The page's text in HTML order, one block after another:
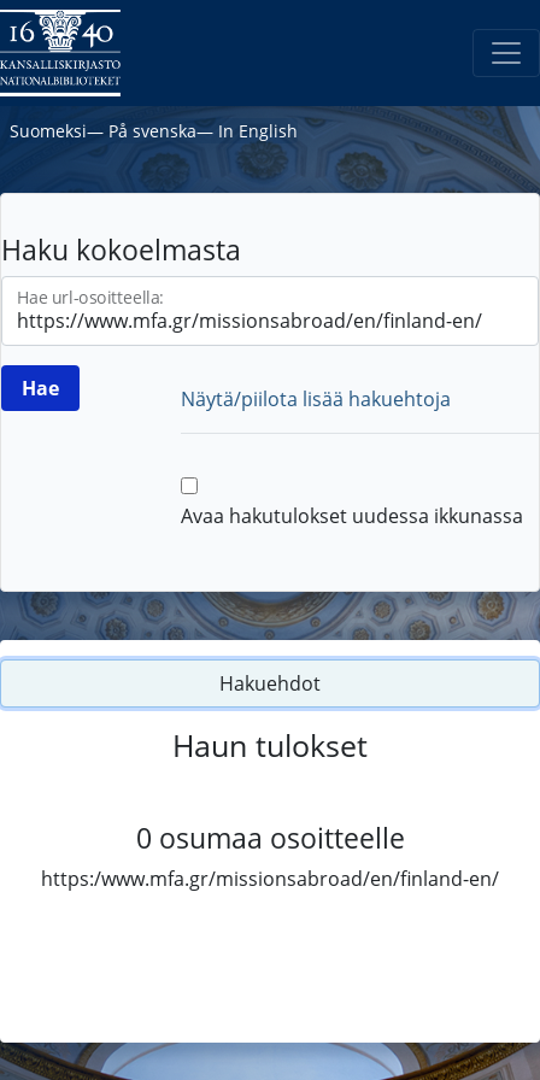
Suomeksi― På svenska― In English
Haku kokoelmasta
Hae url-osoitteella:
Näytä/piilota lisää hakuehtoja
Avaa hakutulokset uudessa ikkunassa
Hakuehdot
Haun tulokset
0 osumaa osoitteelle
https:/www.mfa.gr/missionsabroad/en/finland-en/